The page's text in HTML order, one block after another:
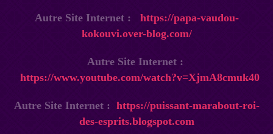
Autre Site Internet : https://papa-vaudou-
kokouvi.over-blog.com/
Autre Site Internet :
https://www.youtube.com/watch?v=XjmA8cmuk40
Autre Site Internet : https://puissant-marabout-roi-
des-esprits.blogspot.com